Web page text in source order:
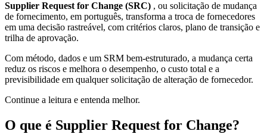
Supplier Request for Change (SRC) , ou solicitação de mudança
de fornecimento, em português, transforma a troca de fornecedores
em uma decisão rastreável, com critérios claros, plano de transição e
trilha de aprovação.
Com método, dados e um SRM bem-estruturado, a mudança certa
reduz os riscos e melhora o desempenho, o custo total e a
previsibilidade em qualquer solicitação de alteração de fornecedor.
Continue a leitura e entenda melhor.
O que é Supplier Request for Change?